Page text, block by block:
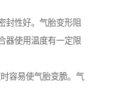
封性好。气胎变形阻
器使用温度有一定限
容易使气胎变脆。气